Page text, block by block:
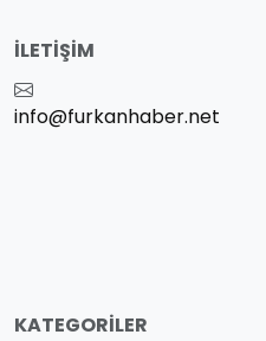
İLETIŞIM
info@furkanhaber.net
KATEGORILER